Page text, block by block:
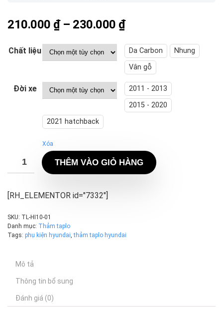
210.000 ₫ – 230.000 ₫Khoảng
từ
210.000 ₫
đến
230.000 ₫
Chất liệu Da Carbon
Nhung
Vân gỗ
Đời xe
2011 - 2013
2015 - 2020
2021 hatchback
Xóa
THÊM VÀO GIỎ HÀNG
[RH_ELEMENTOR id="7332"]
SKU: TL-HI10-01
Danh mục: Thảm taplo
Tags: phụ kiện hyundai,thảm taplo hyundai
Mô tả
Thông tin bổ sung
Đánh giá (0)